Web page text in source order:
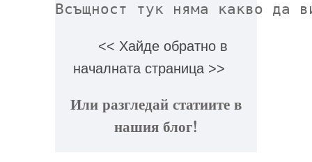
Всъщност тук няма какво да
<< Хайде обратно в
началната страница >>
Или разгледай статиите в
нашия блог!